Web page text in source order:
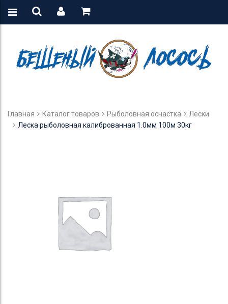
Главная Каталог товаров Рыболовная оснастка
Лески
Леска рыболовная калиброванная 1.0мм 100м 30кг